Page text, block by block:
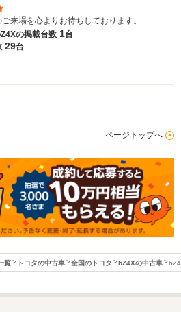
来場を心よりお待ちしております。
の掲載台数 1台
29台
ページトップへ
覧 トヨタの中古車 全国のトヨタ bZ4Xの中古車